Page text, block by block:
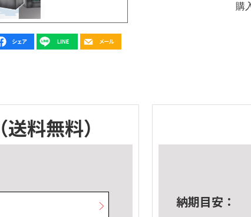
購
（送料無料）
納期目安：